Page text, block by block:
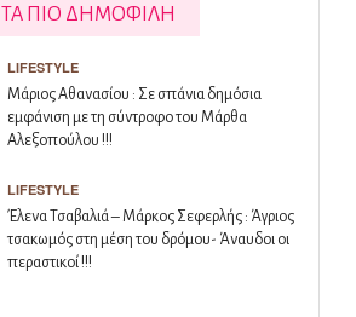
ΤΑ ΠΙΟ ΔΗΜΟΦΙΛΗ
LIFESTYLE
Μάριος Αθανασίου : Σε σπάνια δημόσια
εμφάνιση με τη σύντροφο του Μάρθα
Αλεξοπούλου !!!
LIFESTYLE
Έλενα Τσαβαλιά – Μάρκος Σεφερλής : Άγριος
τσακωμός στη μέση του δρόμου- Άναυδοι οι
περαστικοί !!!